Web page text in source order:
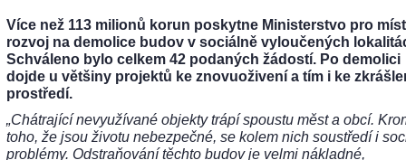
Více než 113 milionů korun poskytne Ministerstvo pro
rozvoj na demolice budov v sociálně vyloučených
Schváleno bylo celkem 42 podaných žádostí. Po demolici
dojde u většiny projektů ke znovuoživení a tím i ke
prostředí.
„Chátrající nevyužívané objekty trápí spoustu měst a obcí.
toho, že jsou životu nebezpečné, se kolem nich soustředí i
problémy. Odstraňování těchto budov je velmi nákladné,